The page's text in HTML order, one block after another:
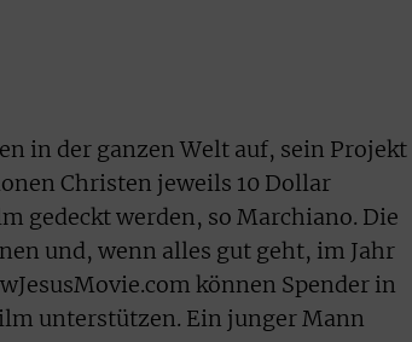
in der ganzen Welt auf, sein Projekt
Christen jeweils 10 Dollar
gedeckt werden, so Marchiano. Die
und, wenn alles gut geht, im Jahr
können Spender in
unterstützen. Ein junger Mann